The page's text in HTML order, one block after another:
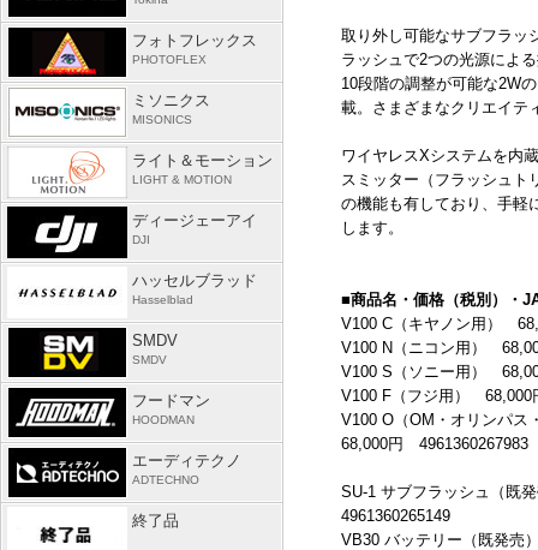
取り外し可能なサブフラッ
ラッシュで2つの光源によ
10段階の調整が可能な2Wの
載。さまざまなクリエイテ
ワイヤレスXシステムを内
スミッター（フラッシュト
の機能も有しており、手軽
します。
■商品名・価格（税別）・
V100 C（キヤノン用）
V100 N（ニコン用）
V100 S（ソニー用）
V100 F（フジ用） 68,000
V100 O（OM ・オリンパス
68,000円 4961360267983
SU-1 サブフラッシュ（既
4961360265149
VB30 バッテリー（既発売
フォトフレックス
PHOTOFLEX
ミソニクス
MISONICS
ライト＆モーション
LIGHT & MOTION
ディージェーアイ
DJI
ハッセルブラッド
Hasselblad
SMDV
SMDV
フードマン
HOODMAN
エーディテクノ
ADTECHNO
終了品